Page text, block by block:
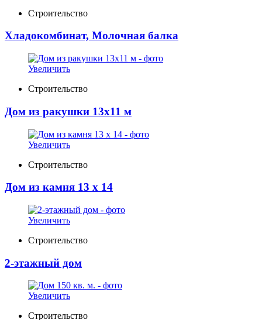
Строительство
Хладокомбинат, Молочная балка
Увеличить
Строительство
Дом из ракушки 13х11 м
Увеличить
Строительство
Дом из камня 13 х 14
Увеличить
Строительство
2-этажный дом
Увеличить
Строительство